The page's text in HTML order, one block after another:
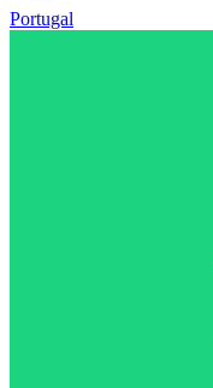
Portugal